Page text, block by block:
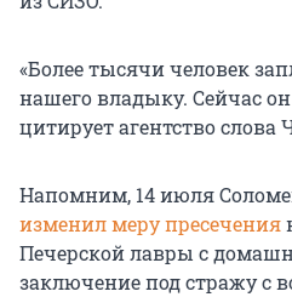
«Более тысячи человек
нашего владыку. Сейчас
цитирует агентство слова
Напомним, 14 июля
изменил меру пресечения
Печерской лавры с
заключение под стражу с